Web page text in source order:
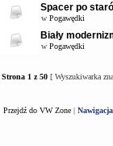
Spacer po
w Pogawędki
Biały
w Pogawędki
Strona 1 z50 [ Wyszukiwarka
Przejdź do VW Zone |